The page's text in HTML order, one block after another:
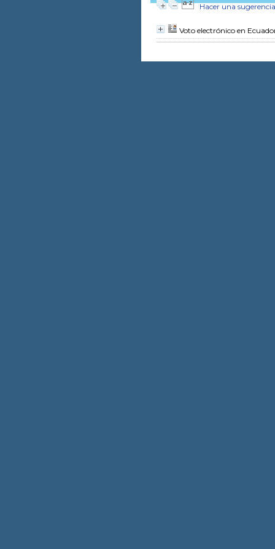
Hacer una sugerencia
Voto electrónico en